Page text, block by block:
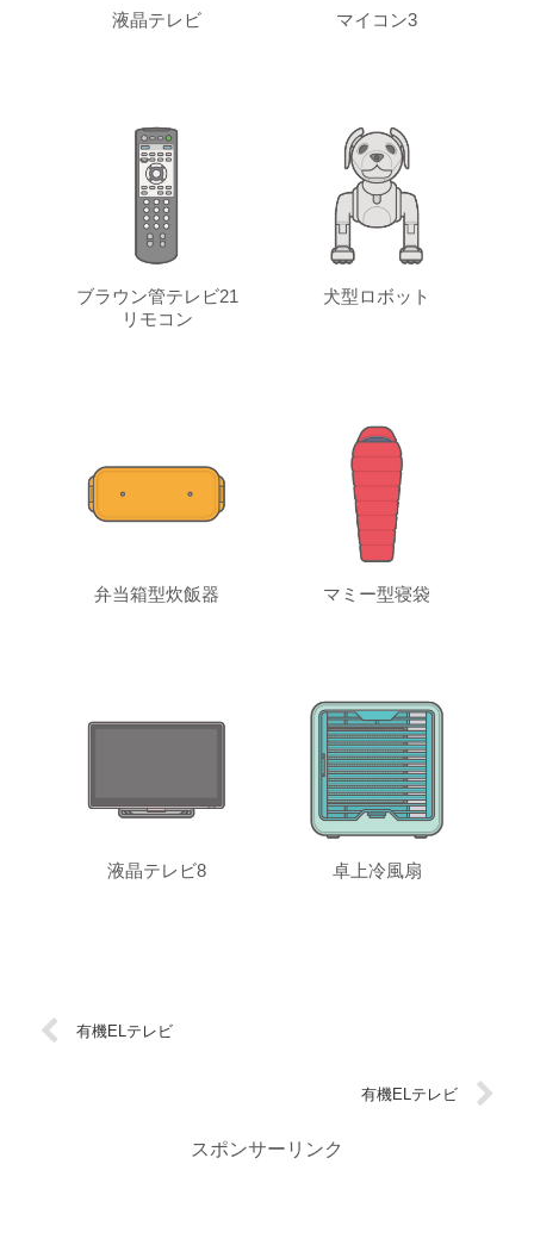
液晶テレビ マイコン3
ブラウン管テレビ21
リモコン
犬型ロボット
弁当箱型炊飯器 マミー型寝袋
液晶テレビ8 卓上冷風扇
有機ELテレビ
有機ELテレビ
スポンサーリンク